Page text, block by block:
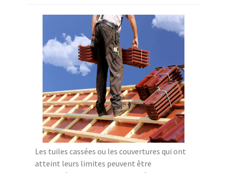
Les tuiles cassées ou les couvertures qui ont
atteint leurs limites peuvent être